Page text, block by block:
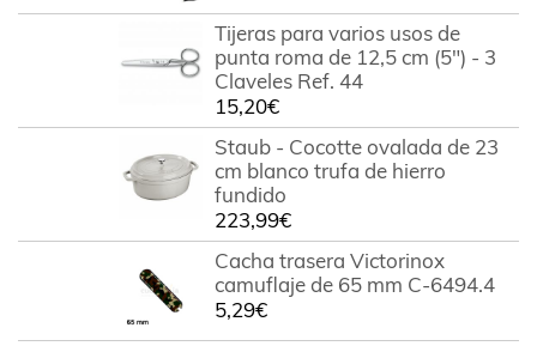
Tijeras para varios usos de
punta roma de 12,5 cm (5") - 3
Claveles Ref. 44
15,20€
Staub - Cocotte ovalada de 23
cm blanco trufa de hierro
fundido
223,99€
Cacha trasera Victorinox
camuflaje de 65 mm C-6494.4
5,29€